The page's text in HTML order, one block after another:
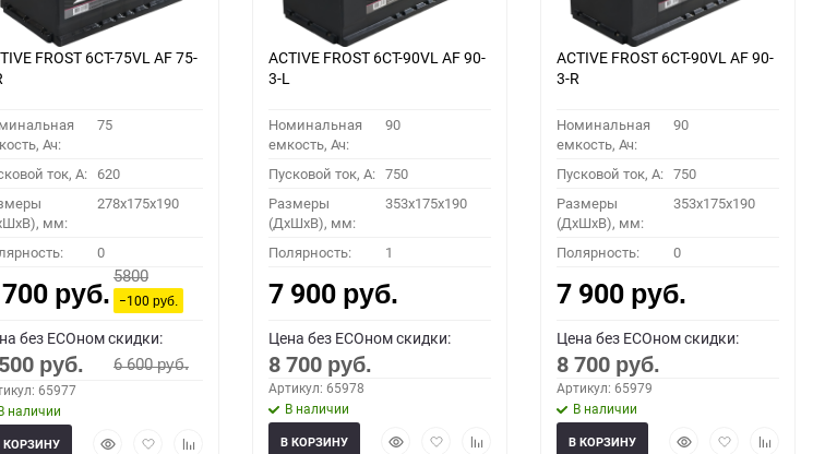
FROST 6СТ-75VL АF 75-
Ач:
75
ток, A: 620
мм:
278x175x190
0
руб.
5800
−100руб.
без ECOном скидки:
руб. 6 600руб.
65977
наличии
БыстрыйДобавитьДобавить
КОРЗИНУ
ACTIVE FROST 6СТ-90VL АF 90-
3-L
Номинальная
емкость, Ач:
90
Пусковой ток, A: 750
Размеры
(ДхШхВ), мм:
353x175x190
Полярность: 1
7 900 руб.
Цена без ECOном скидки:
8 700 руб.
Артикул: 65978
В наличии
БыстрыйДобавитьДобавить
В КОРЗИНУ
ACTIVE FROST 6СТ-90VL АF 90-
3-R
Номинальная
емкость, Ач:
90
Пусковой ток, A: 750
Размеры
(ДхШхВ), мм:
353x175x190
Полярность: 0
7 900 руб.
Цена без ECOном скидки:
8 700 руб.
Артикул: 65979
В наличии
БыстрыйДобавитьДобавить
В КОРЗИНУ